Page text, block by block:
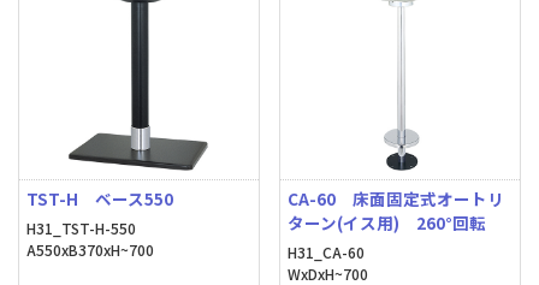
TST-H ベース550
H31_TST-H-550
A550xB370xH~700
CA-60 床面固定式オートリ
ターン(イス用) 260°回転
H31_CA-60
WxDxH~700